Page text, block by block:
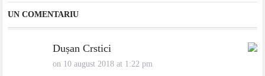
UN COMENTARIU
Dușan Crstici
on 10 august 2018 at 1:22 pm